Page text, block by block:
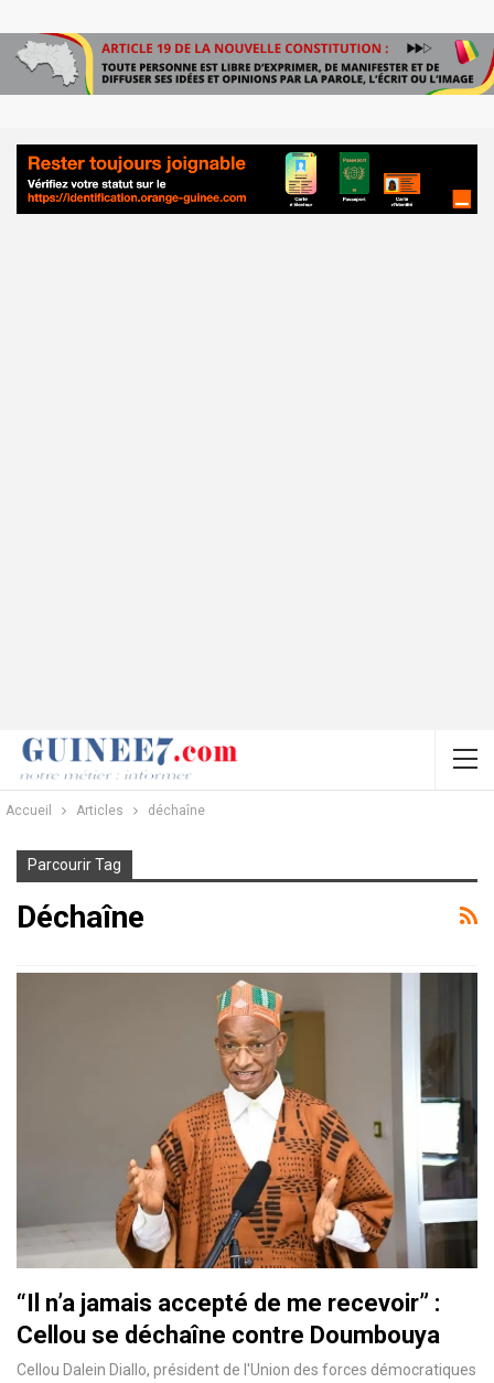
Accueil Articles déchaîne
Parcourir Tag
Déchaîne
“Il n’a jamais accepté de me recevoir” :
Cellou se déchaîne contre Doumbouya
Cellou Dalein Diallo, président de l'Union des forces démocratiques